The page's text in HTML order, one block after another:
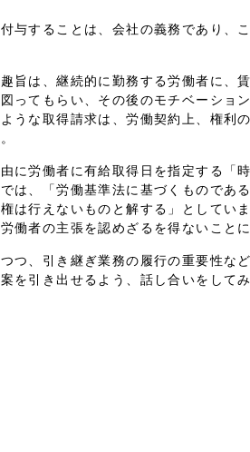
与することは、会社の義務であり、
旨は、継続的に勤務する労働者に、
ってもらい、その後のモチベーショ
うな取得請求は、労働契約上、権利
に労働者に有給取得日を指定する「
は、「労働基準法に基づくものであ
は行えないものと解する」としてい
働者の主張を認めざるを得ないこと
つ、引き継ぎ業務の履行の重要性な
を引き出せるよう、話し合いをして